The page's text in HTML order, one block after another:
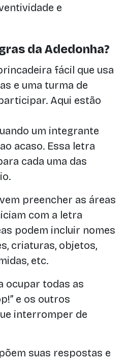
e
da Adedonha?
fácil que usa
e uma turma de
Aqui estão
um integrante
acaso. Essa letra
cada uma das
preencher as áreas
com a letra
podem incluir nomes
criaturas, objetos,
etc.
ocupar todas as
e os outros
interromper de
suas respostas e